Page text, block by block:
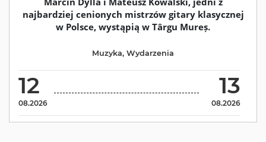
najbardziej cenionych mistrzów gitary klasycznej
w Polsce, wystąpią w Târgu Mureș.
12
08.2026
13
08.2026
Muzyka, Wydarzenia